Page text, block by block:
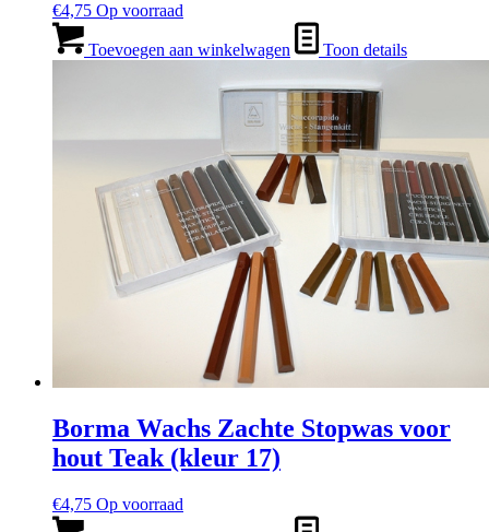
€4,75 Op voorraad
Toevoegen aan winkelwagen Toon details
Borma Wachs Zachte Stopwas voor
hout Teak (kleur 17)
€4,75 Op voorraad